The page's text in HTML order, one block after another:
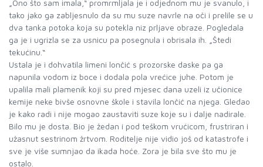
„Ono što sam imala,“ promrmljala je i odjednom mu je svanulo, i
tako jako ga zabljesnulo da su mu suze navrle na oči i prelile se u
dva tanka potoka koja su potekla niz prljave obraze. Pogledala
ga je i ugrizla se za usnicu pa posegnula i obrisala ih. „Štedi
tekućinu.“
Ustala je i dohvatila limeni lončić s prozorske daske pa ga
napunila vodom iz boce i dodala pola vrećice juhe. Potom je
upalila mali plamenik koji su pred mjesec dana uzeli iz učionice
kemije neke bivše osnovne škole i stavila lončić na njega. Gledao
je kako radi i nije mogao zaustaviti suze koje su i dalje nadirale.
Bilo mu je dosta. Bio je žedan i pod teškom vrućicom, frustriran i
užasnut sestrinom žrtvom. Roditelje nije vidio još od katastrofe i
sve je više sumnjao da ikada hoće. Zora je bila sve što mu je
ostalo.